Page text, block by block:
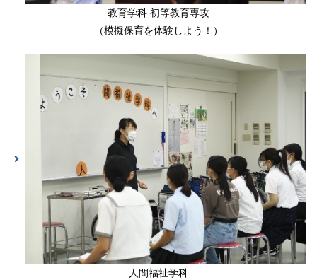
教育学科 初等教育専攻
（模擬保育を体験しよう！）
人間福祉学科